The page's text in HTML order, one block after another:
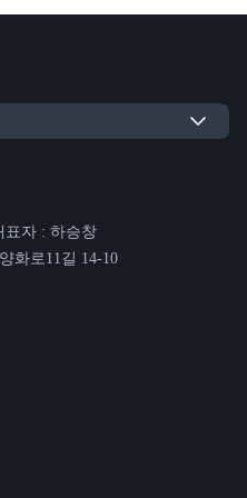
표자 : 하승창
화로11길 14-10